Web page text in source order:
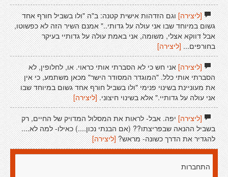
[ליצירה]וגם הזדהות אישית קטנה: ב"ה "ולו בשביל חורף אחד
גשום במיוחד שבו אני עולה על גדותי.." אמנם השיר הזה לא כפשוטו,
אבל דווקא אצלי, משומה, אני באמת עולה על גדותיי בעיקר
בחורפים...[ליצירה]
[ליצירה]אני חש כי לא הסברתי אותי כראוי. או, לחלופין, לא
הסברתי אותי כלל. "המוגדר המסודר הישר" מכאן משתמע, כי אין
את מעוניינת בשינוי פנימי "ולו בשביל חורף אחד גשום במיוחד שבו
אני עולה על גדותיי." אלא בשינוי חיצוני. [ליצירה]
[ליצירה]יפה. אבל- לראות את המסלול המדויק של החיים, רק
בשביל ההנאה שבפריצתו?? (אם הבנתי נכון....) כאילו- למה לא....
להגדיר את הדרך כשונה- מראש? [ליצירה]
התחברות